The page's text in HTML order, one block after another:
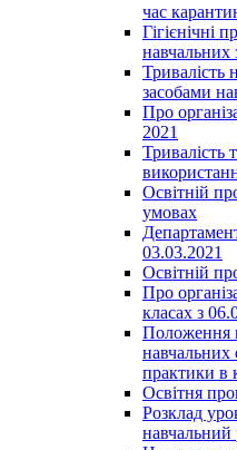
час
Гігієнічні
навчальних
Тривалість
засобами
Про
2021
Тривалість
Освітній
умовах
03.03.2021
Освітній
Про
класах з
Положення
навчальних
практики в
Освітня
Розклад
навчальний